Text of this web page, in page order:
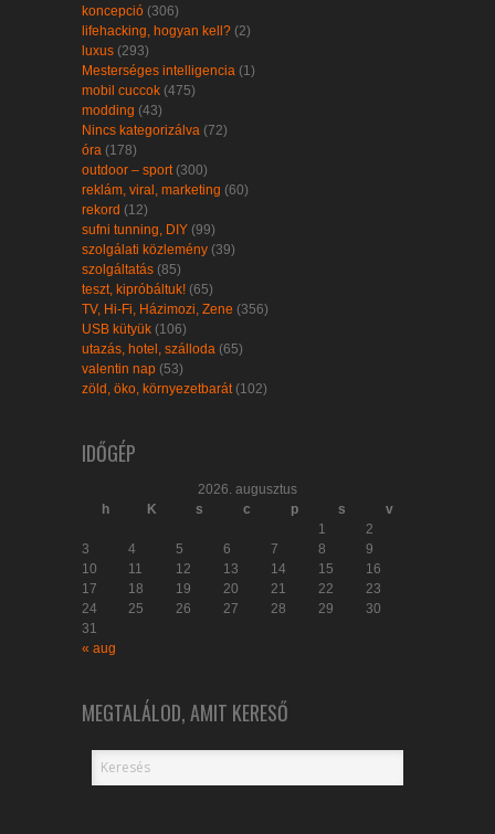
koncepció (306)
lifehacking, hogyan kell? (2)
luxus (293)
Mesterséges intelligencia (1)
mobil cuccok (475)
modding (43)
Nincs kategorizálva (72)
óra (178)
outdoor – sport (300)
reklám, viral, marketing (60)
rekord (12)
sufni tunning, DIY (99)
szolgálati közlemény (39)
szolgáltatás (85)
teszt, kipróbáltuk! (65)
TV, Hi-Fi, Házimozi, Zene (356)
USB kütyük (106)
utazás, hotel, szálloda (65)
valentin nap (53)
zöld, öko, környezetbarát (102)
IDŐGÉP
2026. augusztus
h
K s c p s
v
1
2
3
4 5 6 7 8
9
10
11 12 13 14 15
16
17
18 19 20 21 22
23
24
25 26 27 28 29
30
31
« aug
MEGTALÁLOD, AMIT KERESŐ